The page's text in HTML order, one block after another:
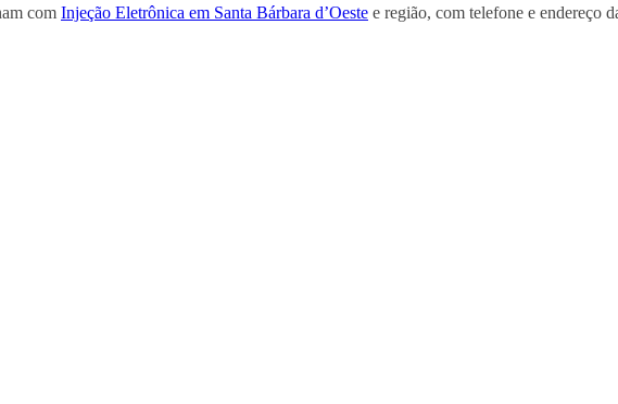
com Injeção Eletrônica em Santa Bárbara d’Oeste e região, com telefone e endereço